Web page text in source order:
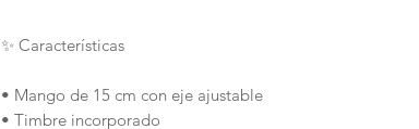
✨ Características
• Mango de 15 cm con eje ajustable
• Timbre incorporado